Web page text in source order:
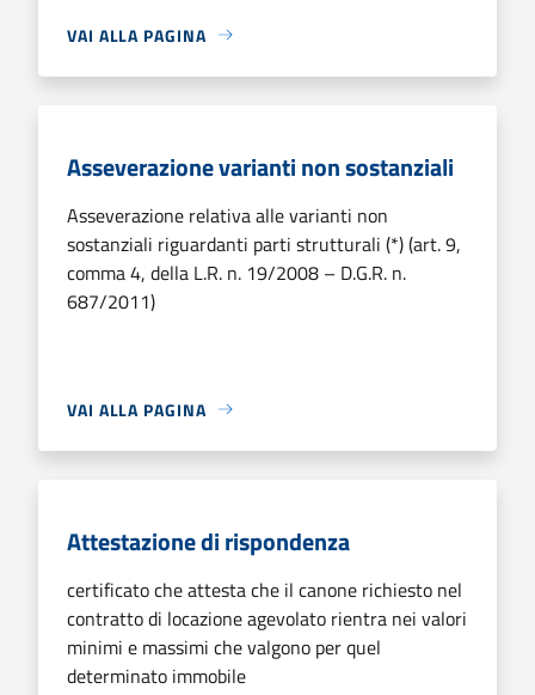
VAI ALLA PAGINA
Asseverazione varianti non sostanziali
Asseverazione relativa alle varianti non
sostanziali riguardanti parti strutturali (*) (art. 9,
comma 4, della L.R. n. 19/2008 – D.G.R. n.
687/2011)
VAI ALLA PAGINA
Attestazione di rispondenza
certificato che attesta che il canone richiesto nel
contratto di locazione agevolato rientra nei valori
minimi e massimi che valgono per quel
determinato immobile